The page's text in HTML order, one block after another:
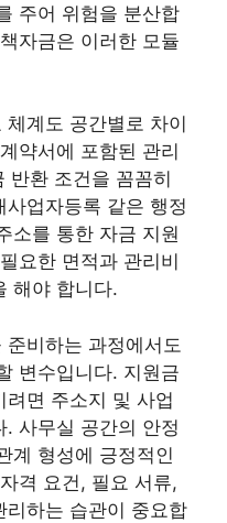
주어 위험을 분산합
자금은 이러한 모듈
계도 공간별로 차이
약서에 포함된 관리
반환 조건을 꼼꼼히
업자등록 같은 행정
소를 통한 자금 지원
요한 면적과 관리비
해야 합니다.
비하는 과정에서도
변수입니다. 지원금
면 주소지 및 사업
사무실 공간의 안정
계 형성에 긍정적인
격 요건, 필요 서류,
리하는 습관이 중요합